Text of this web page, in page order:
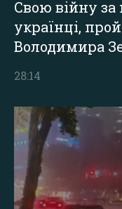
Свою війну за
українці,
Володимира
28:14